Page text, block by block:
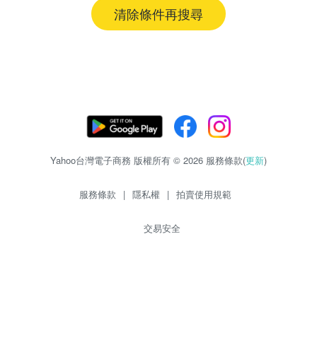
清除條件再搜尋
Yahoo台灣電子商務 版權所有 © 2026 服務條款(更新)
服務條款 | 隱私權 | 拍賣使用規範
交易安全